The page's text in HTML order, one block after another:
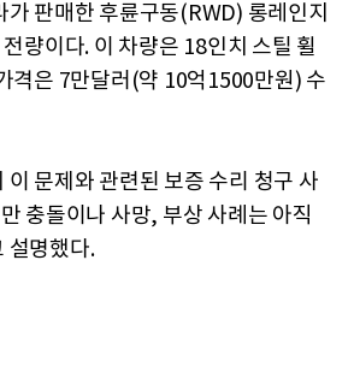
가 판매한 후륜구동(RWD) 롱레인지
량이다. 이 차량은 18인치 스틸 휠
격은 7만달러(약 10억1500만원) 수
이 문제와 관련된 보증 수리 청구 사
충돌이나 사망, 부상 사례는 아직
설명했다.